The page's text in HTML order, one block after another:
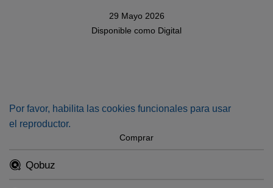
29 Mayo 2026
Disponible como Digital
Por favor, habilita las cookies funcionales para usar
el reproductor.
Comprar
Qobuz